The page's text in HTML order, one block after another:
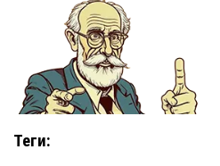
Теги: